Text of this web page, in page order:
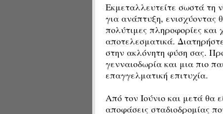
Εκμεταλλευτείτε σωστά τη
για ανάπτυξη, ενισχύοντας
πολύτιμες πληροφορίες και
αποτελεσματικά.
στην ακλόνητη φύση σας.
γενναιοδωρία και μια πιο
επαγγελματική επιτυχία.
Από τον Ιούνιο και μετά θα
αποφάσεις σταδιοδρομίας